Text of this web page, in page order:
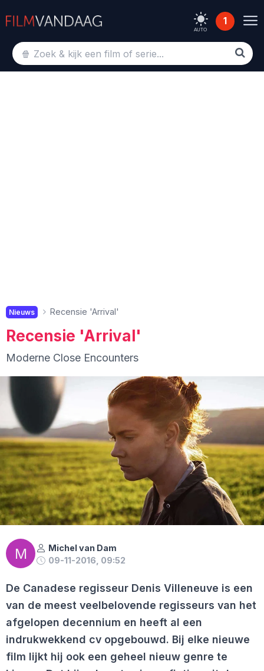
AUTO
1
Nieuws Recensie 'Arrival'
Recensie 'Arrival'
Moderne Close Encounters
M
Michel van Dam
09-11-2016, 09:52
De Canadese regisseur Denis Villeneuve is een
van de meest veelbelovende regisseurs van het
afgelopen decennium en heeft al een
indrukwekkend cv opgebouwd. Bij elke nieuwe
film lijkt hij ook een geheel nieuw genre te